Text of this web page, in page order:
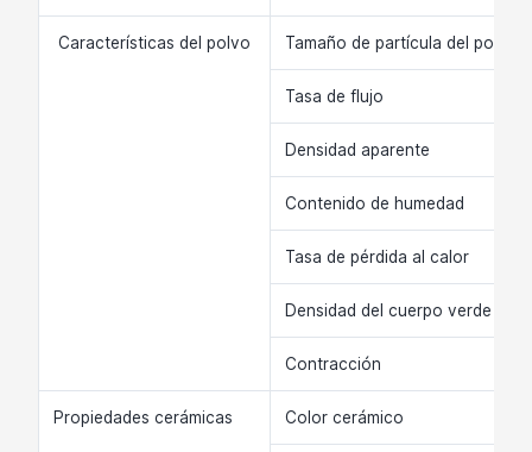
Características del polvo Tamaño de partícula del polvo
Tasa de flujo
Densidad aparente
Contenido de humedad
Tasa de pérdida al calor
Densidad del cuerpo verde
Contracción
Propiedades cerámicas Color cerámico